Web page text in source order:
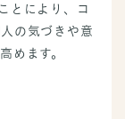
とにより、コ
の気づきや意
めます。